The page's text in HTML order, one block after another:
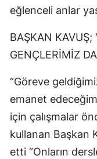
eğlenceli anlar
BAŞKAN KAVUŞ;
GENÇLERİMİZ
“Göreve
emanet
için çalışmalar
kullanan Başkan
etti “Onların